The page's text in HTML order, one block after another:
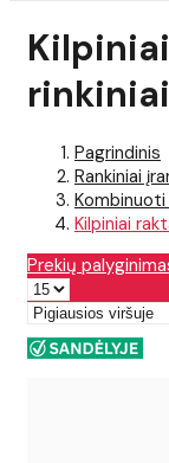
rinkiniai
Pagrindinis
Rankiniai
Kilpiniai
Prekių